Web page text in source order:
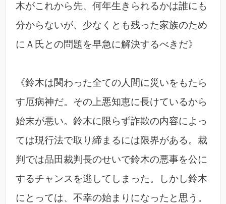
木がこれから先、何年生きられるかは誰にも
分からないが、少なくとも残った家族のため
にＡ氏との問題を早急に解決するべきだ》
《鈴木は関わった全ての人間に災いをもたら
す厄病神だ。その上悪知恵に長けているから
始末が悪い。鈴木に限らず詐欺の内容によっ
ては現行法で取り締まるには限界がある。裁
判では品田裁判長のせいで鈴木の悪事を公に
するチャンスを逃してしまった。しかし鈴木
にとっては、不幸の始まりになったと思う。